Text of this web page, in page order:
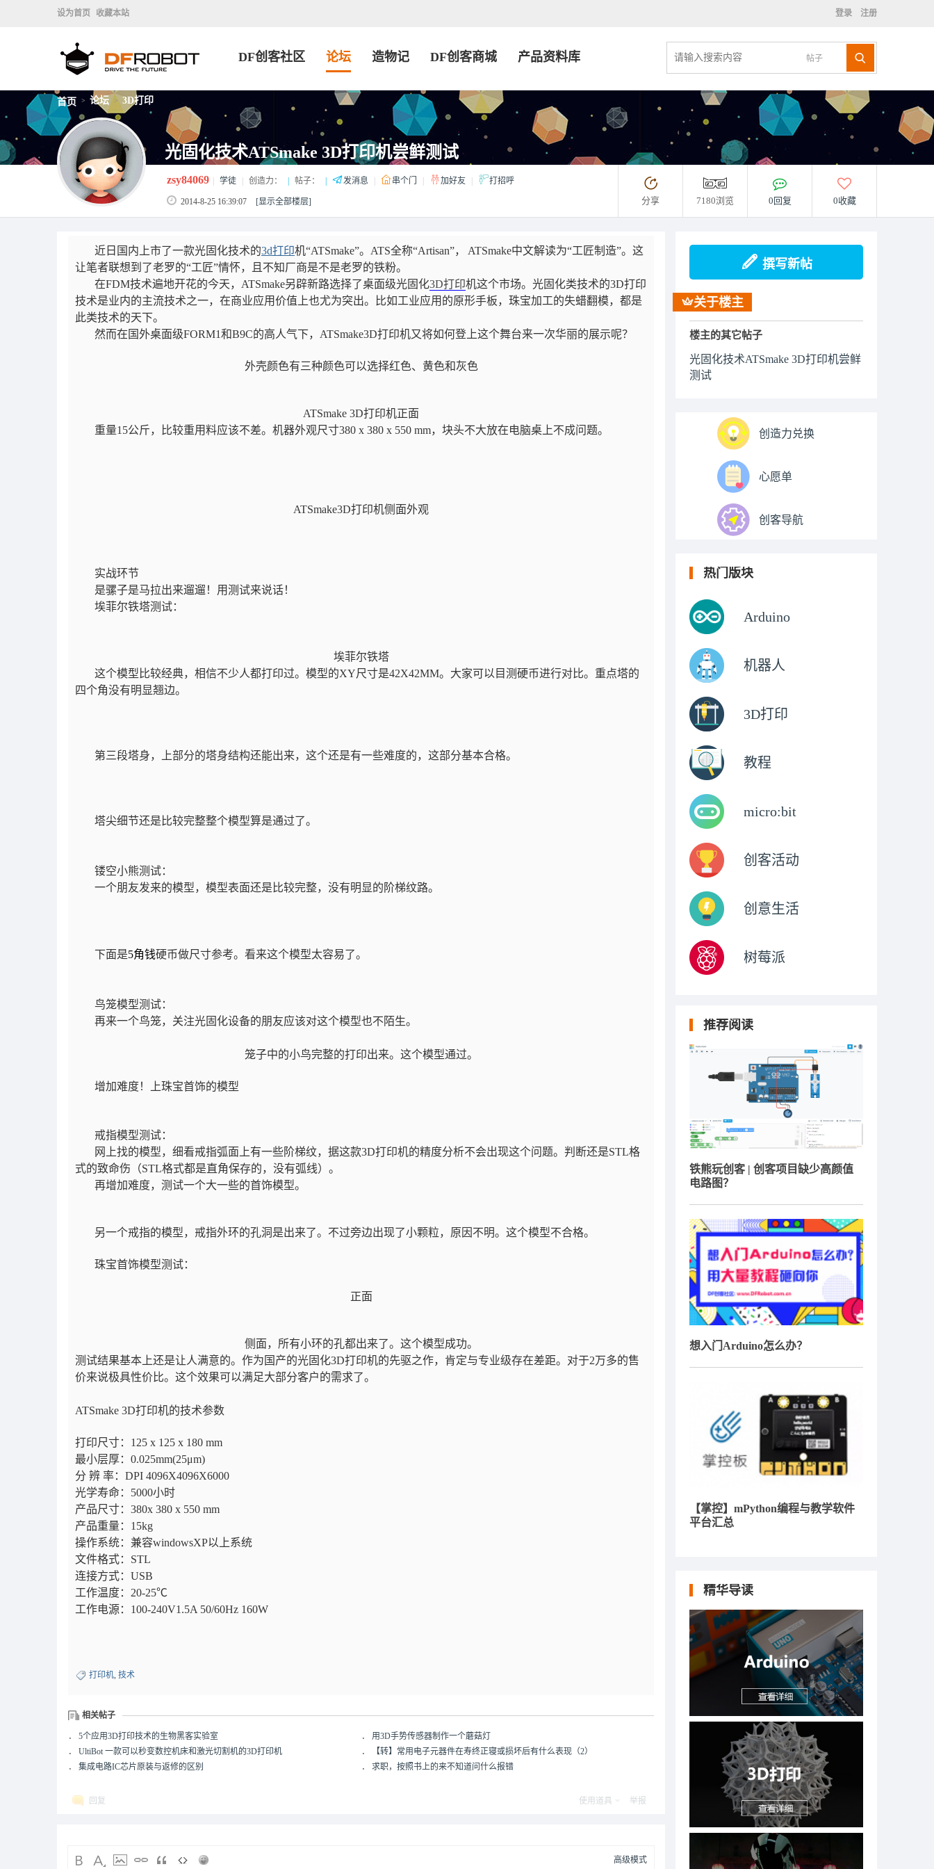
设为首页 收藏本站 登录 注册
帖子
DF创客社区 论坛 造物记 DF创客商城 产品资料库
首页 > 论坛 > 3D打印
光固化技术ATSmake 3D打印机尝鲜测试
zsy84069 学徒 创造力： 帖子： 发消息 串个门 加好友 打招呼
2014-8-25 16:39:07 [显示全部楼层] 分享 7180浏览 0回复 0收藏
近日国内上市了一款光固化技术的3d打印机“ATSmake”。ATS全称“Artisan”， ATSmake中文解读为“工匠制造”。这
让笔者联想到了老罗的“工匠”情怀，且不知厂商是不是老罗的铁粉。
在FDM技术遍地开花的今天，ATSmake另辟新路选择了桌面级光固化3D打印机这个市场。光固化类技术的3D打印
技术是业内的主流技术之一，在商业应用价值上也尤为突出。比如工业应用的原形手板，珠宝加工的失蜡翻模，都是
此类技术的天下。
然而在国外桌面级FORM1和B9C的高人气下，ATSmake3D打印机又将如何登上这个舞台来一次华丽的展示呢？
外壳颜色有三种颜色可以选择红色、黄色和灰色
ATSmake 3D打印机正面
重量15公斤，比较重用料应该不差。机器外观尺寸380 x 380 x 550 mm，块头不大放在电脑桌上不成问题。
ATSmake3D打印机侧面外观
实战环节
是骡子是马拉出来遛遛！用测试来说话！
埃菲尔铁塔测试：
埃菲尔铁塔
这个模型比较经典，相信不少人都打印过。模型的XY尺寸是42X42MM。大家可以目测硬币进行对比。重点塔的
四个角没有明显翘边。
第三段塔身，上部分的塔身结构还能出来，这个还是有一些难度的，这部分基本合格。
塔尖细节还是比较完整整个模型算是通过了。
镂空小熊测试：
一个朋友发来的模型，模型表面还是比较完整，没有明显的阶梯纹路。
下面是5角钱硬币做尺寸参考。看来这个模型太容易了。
鸟笼模型测试：
再来一个鸟笼，关注光固化设备的朋友应该对这个模型也不陌生。
笼子中的小鸟完整的打印出来。这个模型通过。
增加难度！上珠宝首饰的模型
戒指模型测试：
网上找的模型，细看戒指弧面上有一些阶梯纹，据这款3D打印机的精度分析不会出现这个问题。判断还是STL格
式的致命伤（STL格式都是直角保存的，没有弧线）。
再增加难度，测试一个大一些的首饰模型。
另一个戒指的模型，戒指外环的孔洞是出来了。不过旁边出现了小颗粒，原因不明。这个模型不合格。
珠宝首饰模型测试：
正面
侧面，所有小环的孔都出来了。这个模型成功。
测试结果基本上还是让人满意的。作为国产的光固化3D打印机的先驱之作，肯定与专业级存在差距。对于2万多的售
价来说极具性价比。这个效果可以满足大部分客户的需求了。
ATSmake 3D打印机的技术参数
打印尺寸：125 x 125 x 180 mm
最小层厚：0.025mm(25μm)
分 辨 率：DPI 4096X4096X6000
光学寿命：5000小时
产品尺寸：380x 380 x 550 mm
产品重量：15kg
操作系统：兼容windowsXP以上系统
文件格式：STL
连接方式：USB
工作温度：20-25℃
工作电源：100-240V1.5A 50/60Hz 160W
打印机, 技术
相关帖子
． 5个应用3D打印技术的生物黑客实验室 ． 用3D手势传感器制作一个蘑菇灯
． UltiBot 一款可以秒变数控机床和激光切割机的3D打印机 ．
【转】常用电子元器件在寿终正寝或损坏后有什么表现（2）
． 集成电路IC芯片原装与返修的区别 ． 求职，按照书上的来不知道问什么报错
回复 使用道具 举报
高级模式
撰写新帖
关于楼主
楼主的其它帖子
光固化技术ATSmake 3D打印机尝鲜
测试
创造力兑换
心愿单
创客导航
热门版块
Arduino
机器人
3D打印
教程
micro:bit
创客活动
创意生活
树莓派
推荐阅读
铁熊玩创客 | 创客项目缺少高颜值
电路图？
想入门Arduino怎么办？
【掌控】mPython编程与教学软件
平台汇总
精华导读